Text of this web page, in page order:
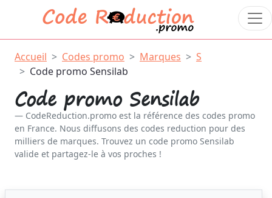
Accueil Codes promo Marques
S
Code promo Sensilab
Code promo Sensilab
CodeReduction.promo est la référence des codes promo
en France. Nous diffusons des codes reduction pour des
milliers de marques. Trouvez un code promo Sensilab
valide et partagez-le à vos proches !